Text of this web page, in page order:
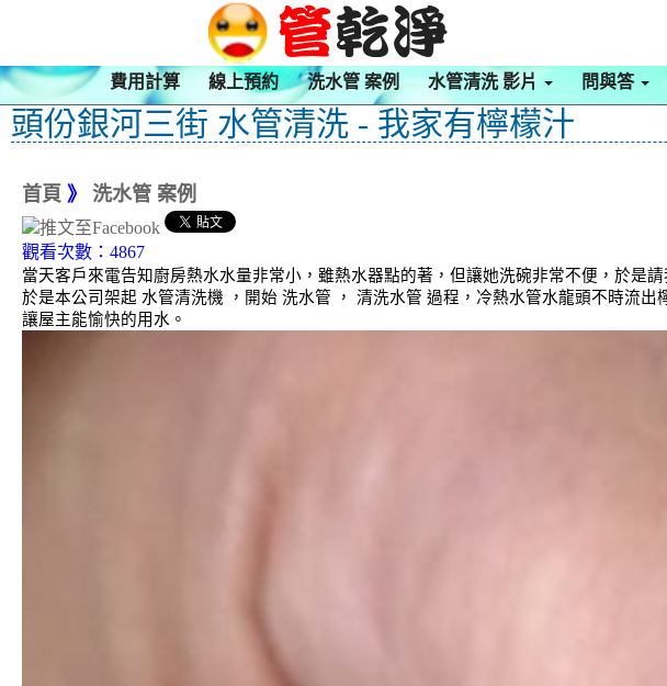
費用計算 線上預約 洗水管 案例 水管清洗 影片 問與答
頭份銀河三街 水管清洗 - 我家有檸檬汁
首頁 》 洗水管 案例
觀看次數：4867
當天客戶來電告知廚房熱水水量非常小，雖熱水器點的著，但讓她洗碗非常不便，於是
於是本公司架起 水管清洗機 ，開始 洗水管 ， 清洗水管 過程，冷熱水管水龍頭不時流
讓屋主能愉快的用水。